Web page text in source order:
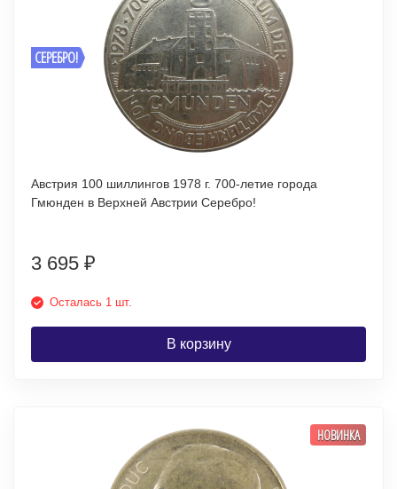
СЕРЕБРО!
Австрия 100 шиллингов 1978 г. 700-летие города
Гмюнден в Верхней Австрии Серебро!
3 695 ₽
Осталась 1 шт.
В корзину
НОВИНКА